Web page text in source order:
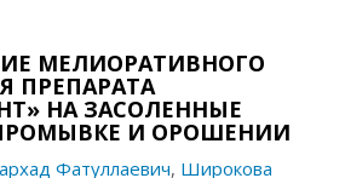
МЕЛИОРАТИВНОГО
ПРЕПАРАТА
НА ЗАСОЛЕННЫЕ
И ОРОШЕНИИ
Фатуллаевич, Широкова